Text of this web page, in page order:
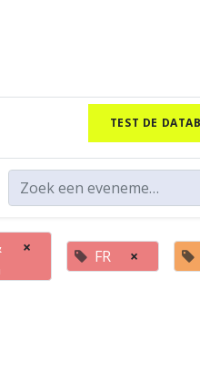
TEST DE
× FR ×